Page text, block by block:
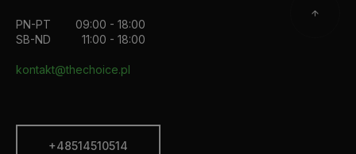
PN-PT
09:00 - 18:00
SB-ND
11:00 - 18:00
kontakt@thechoice.pl
+48514510514